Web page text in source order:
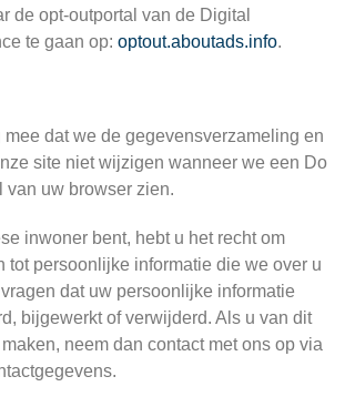
de opt-outportal van de Digital
te gaan op: optout.aboutads.info.
mee dat we de gegevensverzameling en
site niet wijzigen wanneer we een Do
van uw browser zien.
inwoner bent, hebt u het recht om
tot persoonlijke informatie die we over u
dat uw persoonlijke informatie
bijgewerkt of verwijderd. Als u van dit
neem dan contact met ons op via